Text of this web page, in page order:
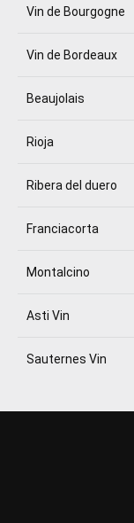
Vin de Bourgogne
Vin de Bordeaux
Beaujolais
Rioja
Ribera del duero
Franciacorta
Montalcino
Asti Vin
Sauternes Vin